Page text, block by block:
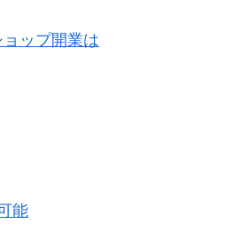
ップ開業は
能